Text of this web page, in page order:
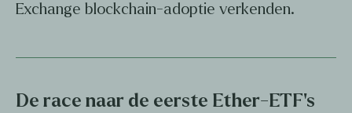
Exchange blockchain-adoptie verkenden.
De race naar de eerste Ether-ETF's